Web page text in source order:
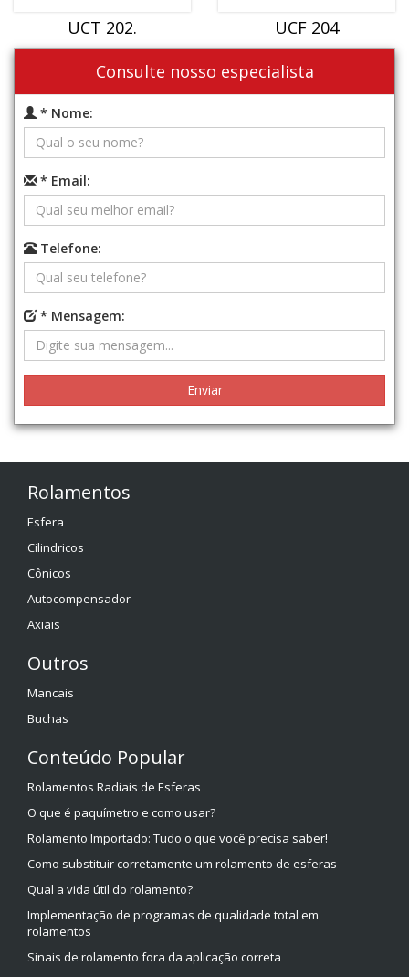
UCT 202.
UCF 204
Consulte nosso especialista
* Nome:
* Email:
Telefone:
* Mensagem:
Rolamentos
Esfera
Cilindricos
Cônicos
Autocompensador
Axiais
Outros
Mancais
Buchas
Conteúdo Popular
Rolamentos Radiais de Esferas
O que é paquímetro e como usar?
Rolamento Importado: Tudo o que você precisa saber!
Como substituir corretamente um rolamento de esferas
Qual a vida útil do rolamento?
Implementação de programas de qualidade total em
rolamentos
Sinais de rolamento fora da aplicação correta